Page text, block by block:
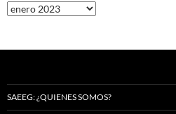
Archivos
SAEEG: ¿QUIENES SOMOS?